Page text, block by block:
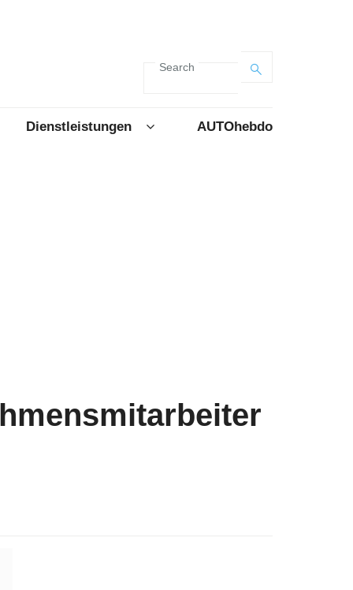
Search
Dienstleistungen AUTOhebdo